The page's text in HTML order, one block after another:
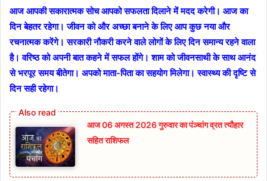
आज आपकी सकारात्मक सोच आपको सफलता दिलाने में मदद करेगी। आज का
दिन बेहतर रहेगा। जीवन को और अच्छा बनाने के लिए आप कुछ नया और
रचनात्मक करेंगे। सरकारी नौकरी करने वाले लोगों के लिए दिन समान्य रहने वाला
है। वरिष्ठ को अपनी बात कहने में सफल होंगे। शाम को जीवनसाथी के साथ आनंद
से भरपूर समय बीतेगा। अपको माता-पिता का सहयोग मिलेगा। स्वास्थ्य की दृष्टि से
दिन सही रहेगा।
आज 06 अगस्त 2026 गुरुवार का पंञ्चांग व्रत त्यौहार
सहित राशिफल